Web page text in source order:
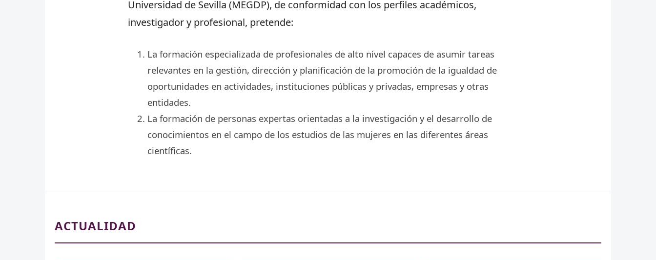
Universidad de Sevilla (MEGDP), de conformidad con los perfiles académicos,
investigador y profesional, pretende:
La formación especializada de profesionales de alto nivel capaces de asumir tareas
relevantes en la gestión, dirección y planificación de la promoción de la igualdad de
oportunidades en actividades, instituciones públicas y privadas, empresas y otras
entidades.
La formación de personas expertas orientadas a la investigación y el desarrollo de
conocimientos en el campo de los estudios de las mujeres en las diferentes áreas
científicas.
ACTUALIDAD